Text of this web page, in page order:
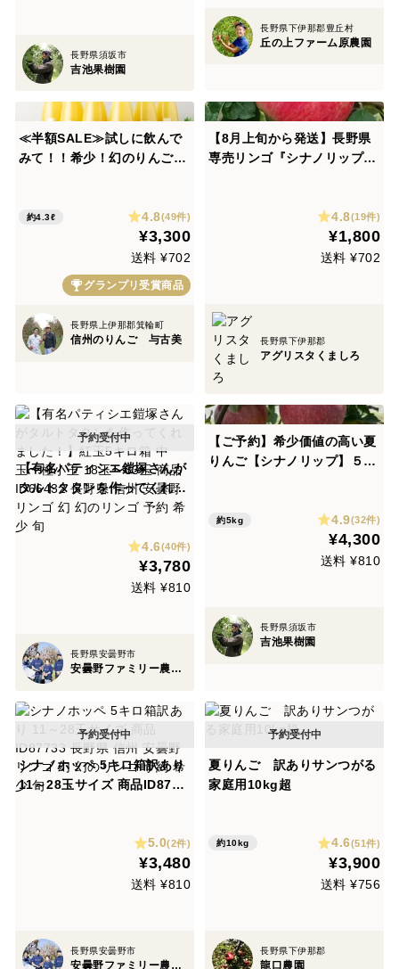
長野県須坂市
吉池果樹園
長野県下伊那郡豊丘村
丘の上ファーム原農園
≪半額SALE≫試しに飲んで
みて！！希少！幻のりんご
約4.3ℓ 4.8(49件)
¥3,300
送料 ¥702
グランプリ受賞商品
長野県上伊那郡箕輪町
信州のりんご 与古美
【8月上旬から発送】長野県
専売リンゴ『シナノリップ』
4.8(19件)
¥1,800
送料 ¥702
長野県下伊那郡
アグリスタくましろ
【有名パティシエ鎧塚さんが
タルトタタンを作ってくれま
した！】紅玉5キロ箱 中玉〜
極小玉 18玉〜33玉 商品ID66
432 長野県 信州 安曇野 リン
ゴ 幻 幻のリンゴ 予約 希少
4.6(40件)
¥3,780
送料 ¥810
長野県安曇野市
安曇野ファミリー農産 果物部門4年連続1位&殿堂入り&りんごグランプリ2025最高金賞1位 信州りんご 幻のりんご
【ご予約】希少価値の高い夏
りんご【シナノリップ】５㎏
約5kg 4.9(32件)
¥4,300
送料 ¥810
長野県須坂市
吉池果樹園
シナノホッペ 5キロ箱訳あり
11～28玉サイズ 商品ID8773
5.0(2件)
¥3,480
送料 ¥810
長野県安曇野市
安曇野ファミリー農産 果物部門4年連続1位&殿堂入り&りんごグランプリ2025最高金賞1位 信州りんご 幻のりんご
夏りんご 訳ありサンつがる
家庭用10kg超
約10kg 4.6(51件)
¥3,900
送料 ¥756
長野県下伊那郡
龍口農園